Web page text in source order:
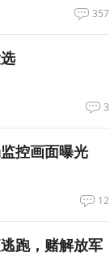
357
3
控画面曝光
12
跑，赌解放军